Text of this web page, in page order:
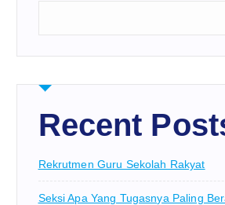
Recent
Rekrutmen Guru Sekolah Rakyat
Seksi Apa Yang Tugasnya Paling